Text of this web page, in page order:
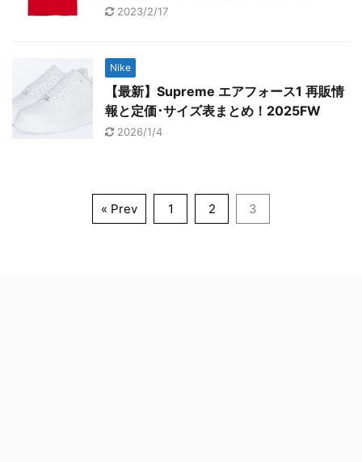
2023/2/17
Nike
【最新】Supreme エアフォース1 再販情
報と定価･サイズ表まとめ！2025FW
2026/1/4
« Prev 1 2 3